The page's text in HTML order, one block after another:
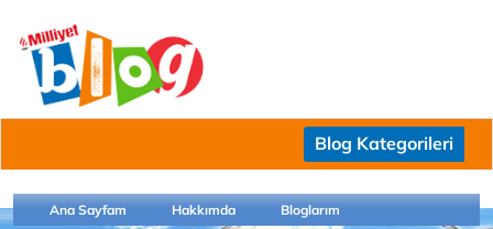
Blog Kategorileri
Ana Sayfam Hakkımda Bloglarım